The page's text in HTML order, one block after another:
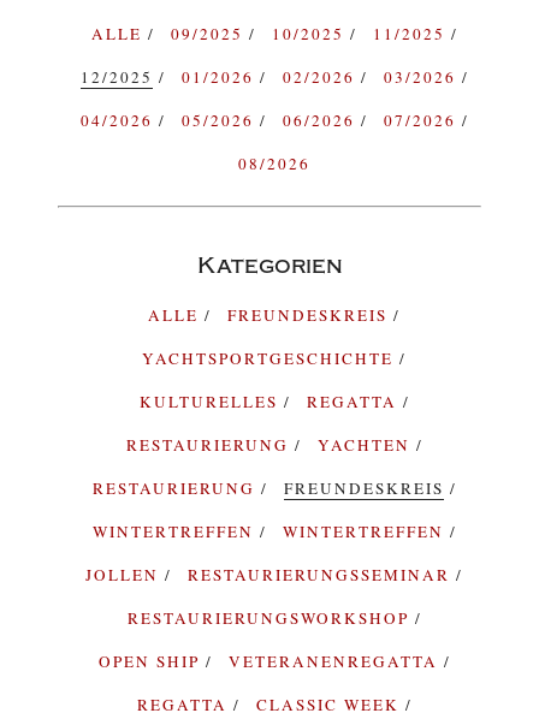
ALLE 09/2025 10/2025
11/2025
12/2025
01/2026 02/2026
03/2026
04/2026
05/2026 06/2026
07/2026
08/2026
Kategorien
ALLE
FREUNDESKREIS
YACHTSPORTGESCHICHTE
KULTURELLES
REGATTA
RESTAURIERUNG
YACHTEN
RESTAURIERUNG
FREUNDESKREIS
WINTERTREFFEN
WINTERTREFFEN
JOLLEN
RESTAURIERUNGSSEMINAR
RESTAURIERUNGSWORKSHOP
OPEN SHIP
VETERANENREGATTA
REGATTA
CLASSIC WEEK